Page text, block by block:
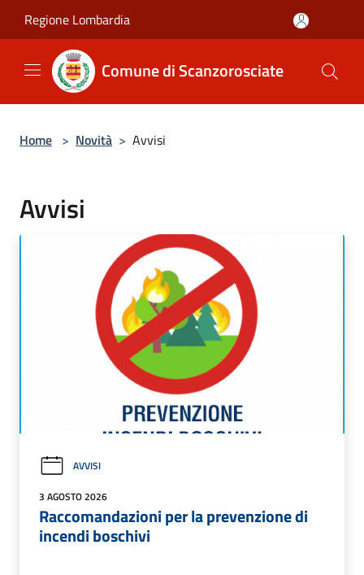
Regione Lombardia
Comune di Scanzorosciate
Home > Novità > Avvisi
Avvisi
AVVISI
3 AGOSTO 2026
Raccomandazioni per la prevenzione di
incendi boschivi